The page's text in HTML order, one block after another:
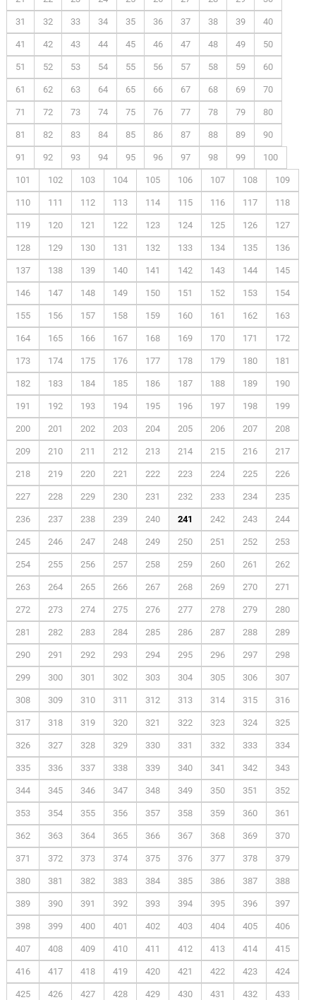
31 32 33 34 35 36 37 38 39 40
41 42 43 44 45 46 47 48 49 50
51 52 53 54 55 56 57 58 59 60
61 62 63 64 65 66 67 68 69 70
71 72 73 74 75 76 77 78 79 80
81 82 83 84 85 86 87 88 89 90
91 92 93 94 95 96 97 98 99 100
101 102 103 104 105 106 107 108 109
110 111 112 113 114 115 116 117 118
119 120 121 122 123 124 125 126 127
128 129 130 131 132 133 134 135 136
137 138 139 140 141 142 143 144 145
146 147 148 149 150 151 152 153 154
155 156 157 158 159 160 161 162 163
164 165 166 167 168 169 170 171 172
173 174 175 176 177 178 179 180 181
182 183 184 185 186 187 188 189 190
191 192 193 194 195 196 197 198 199
200 201 202 203 204 205 206 207 208
209 210 211 212 213 214 215 216 217
218 219 220 221 222 223 224 225 226
227 228 229 230 231 232 233 234 235
236 237 238 239 240 241 242 243 244
245 246 247 248 249 250 251 252 253
254 255 256 257 258 259 260 261 262
263 264 265 266 267 268 269 270 271
272 273 274 275 276 277 278 279 280
281 282 283 284 285 286 287 288 289
290 291 292 293 294 295 296 297 298
299 300 301 302 303 304 305 306 307
308 309 310 311 312 313 314 315 316
317 318 319 320 321 322 323 324 325
326 327 328 329 330 331 332 333 334
335 336 337 338 339 340 341 342 343
344 345 346 347 348 349 350 351 352
353 354 355 356 357 358 359 360 361
362 363 364 365 366 367 368 369 370
371 372 373 374 375 376 377 378 379
380 381 382 383 384 385 386 387 388
389 390 391 392 393 394 395 396 397
398 399 400 401 402 403 404 405 406
407 408 409 410 411 412 413 414 415
416 417 418 419 420 421 422 423 424
425 426 427 428 429 430 431 432 433